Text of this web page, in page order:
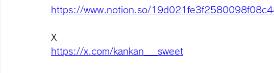
https://www.notion.so/
X
https://x.com/kankan___sweet